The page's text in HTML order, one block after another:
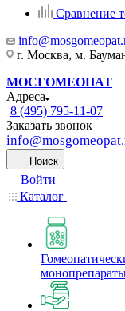
Сравнение
г. Москва, м.
МОСГОМЕОПАТ
Адреса
8 (495) 795-11-07
Заказать звонок
Поиск
Войти
Каталог